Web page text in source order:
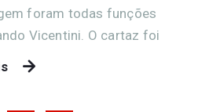
foram todas funções
Vicentini. O cartaz foi